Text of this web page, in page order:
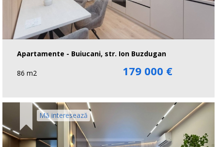
Apartamente - Buiucani, str. Ion Buzdugan
86 m2 179 000 €
Mă interesează